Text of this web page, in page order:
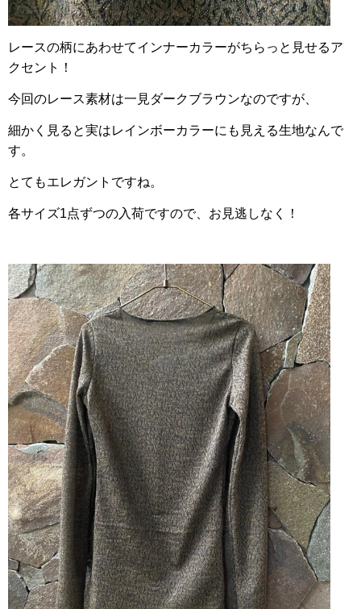
レースの柄にあわせてインナーカラーがちらっと見せるア
クセント！
今回のレース素材は一見ダークブラウンなのですが、
細かく見ると実はレインボーカラーにも見える生地なんで
す。
とてもエレガントですね。
各サイズ1点ずつの入荷ですので、お見逃しなく！